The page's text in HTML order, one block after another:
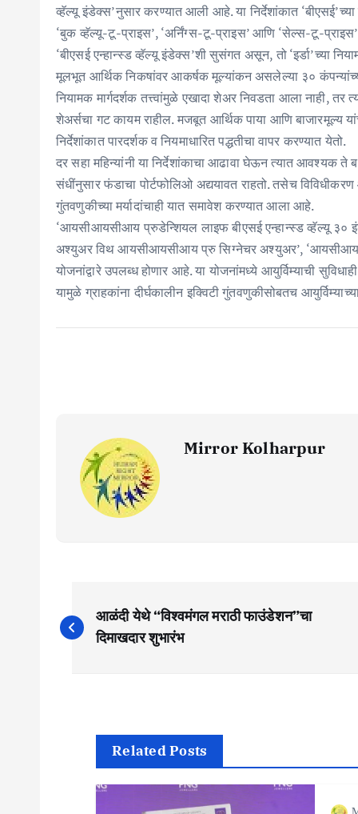
व्हॅल्यू इंडेक्स’नुसार करण्यात आली आहे. या निर्देशांकात
‘बुक व्हॅल्यू-टू-प्राइस’, ‘अर्निंग्स-टू-प्राइस’ आणि ‘सेल्स-टू-
‘बीएसई एन्हान्स्ड व्हॅल्यू इंडेक्स’शी सुसंगत असून, तो ‘इर्डा’च्या
मूलभूत आर्थिक निकषांवर आकर्षक मूल्यांकन असलेल्या ३०
नियामक मार्गदर्शक तत्त्वांमुळे एखादा शेअर निवडता आला नाही,
शेअर्सचा गट कायम राहील. मजबूत आर्थिक पाया आणि बाजारमूल्य
निर्देशांकात पारदर्शक व नियमाधारित पद्धतीचा वापर करण्यात येतो.
दर सहा महिन्यांनी या निर्देशांकाचा आढावा घेऊन त्यात
संधींनुसार फंडाचा पोर्टफोलिओ अद्ययावत राहतो. तसेच
गुंतवणुकीच्या मर्यादांचाही यात समावेश करण्यात आला आहे.
‘आयसीआयसीआय प्रुडेन्शियल लाइफ बीएसई एन्हान्स्ड व्हॅल्यू ३०
अश्युअर विथ आयसीआयसीआय प्रु सिग्नेचर अश्युअर’,
योजनांद्वारे उपलब्ध होणार आहे. या योजनांमध्ये आयुर्विम्याची
यामुळे ग्राहकांना दीर्घकालीन इक्विटी गुंतवणुकीसोबतच
Mirror Kolharpur
P
o
आळंदी येथे “विश्वमंगल मराठी फाउंडेशन”चा
दिमाखदार शुभारंभ
Related Posts